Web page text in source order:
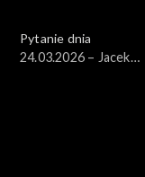
Pytanie dnia
24.03.2026 – Jacek